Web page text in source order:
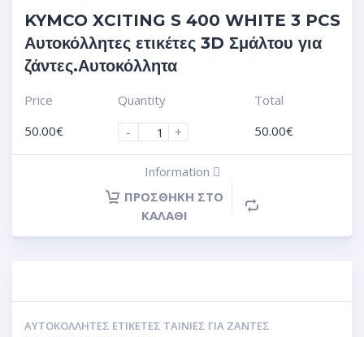
KYMCO XCITING S 400 WHITE 3 PCS
Αυτοκόλλητες ετικέτες 3D Σμάλτου για
ζάντες.Αυτοκόλλητα
Price
50.00€
Quantity
-
+
Total
50.00€
Information
ΠΡΟΣΘΉΚΗ ΣΤΟ
ΚΑΛΆΘΙ
ΑΥΤΟΚΌΛΛΗΤΕΣ ΕΤΙΚΈΤΕΣ ΤΑΙΝΊΕΣ ΓΙΑ ΖΆΝΤΕΣ